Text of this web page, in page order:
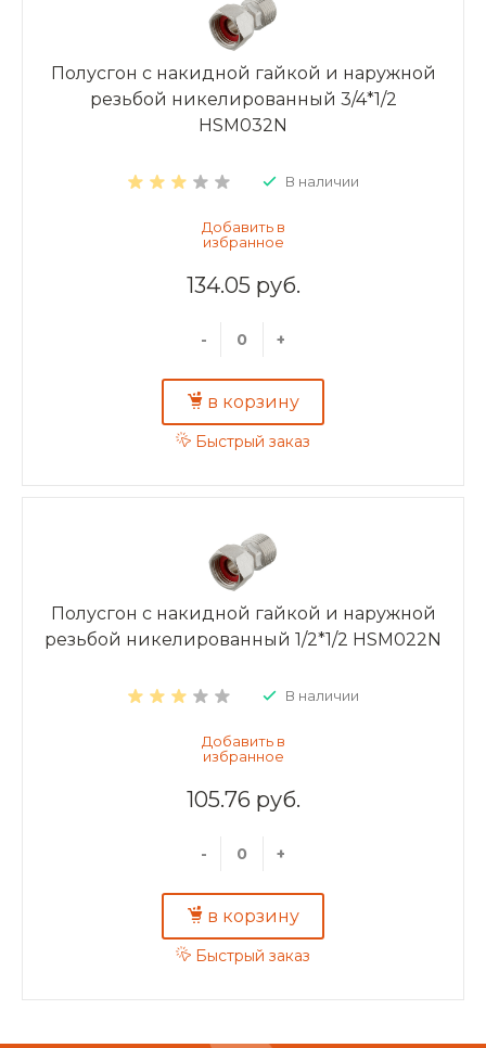
Полусгон с накидной гайкой и наружной
резьбой никелированный 3/4*1/2
HSM032N
В наличии
134.05 руб.
- +
в корзину
Быстрый заказ
Полусгон с накидной гайкой и наружной
резьбой никелированный 1/2*1/2 HSM022N
В наличии
105.76 руб.
- +
в корзину
Быстрый заказ